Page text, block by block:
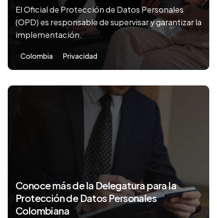
El Oficial de Protección de Datos Personales
(OPD) es responsable de supervisar y garantizar la
implementación.
Colombia Privacidad
Conoce más de la Delegatura para la
Protección de Datos Personales
Colombiana